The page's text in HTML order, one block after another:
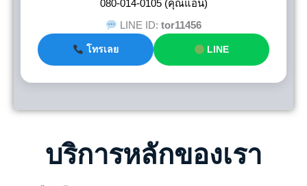
080-014-0105 (คุณแอน)
LINE ID:tor11456
โทรเลย LINE
บริการหลักของเรา